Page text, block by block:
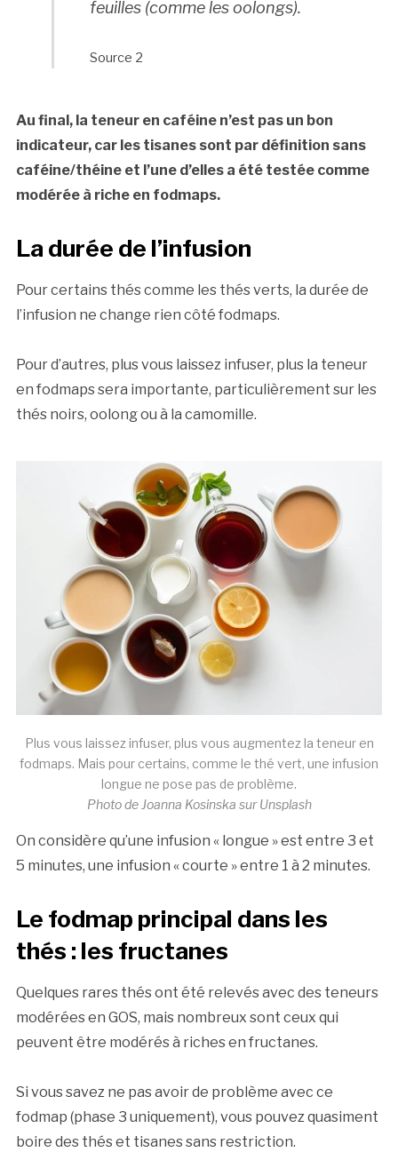
feuilles (comme les oolongs).
Source 2
Au final, la teneur en caféine n’est pas un bon
indicateur, car les tisanes sont par définition sans
caféine/théine et l’une d’elles a été testée comme
modérée à riche en fodmaps.
La durée de l’infusion
Pour certains thés comme les thés verts, la durée de
l’infusion ne change rien côté fodmaps.
Pour d’autres, plus vous laissez infuser, plus la teneur
en fodmaps sera importante, particulièrement sur les
thés noirs, oolong ou à la camomille.
Plus vous laissez infuser, plus vous augmentez la teneur en
fodmaps. Mais pour certains, comme le thé vert, une infusion
longue ne pose pas de problème.
Photo de Joanna Kosinska sur Unsplash
On considère qu’une infusion « longue » est entre 3 et
5 minutes, une infusion « courte » entre 1 à 2 minutes.
Le fodmap principal dans les
thés : les fructanes
Quelques rares thés ont été relevés avec des teneurs
modérées en GOS, mais nombreux sont ceux qui
peuvent être modérés à riches en fructanes.
Si vous savez ne pas avoir de problème avec ce
fodmap (phase 3 uniquement), vous pouvez quasiment
boire des thés et tisanes sans restriction.